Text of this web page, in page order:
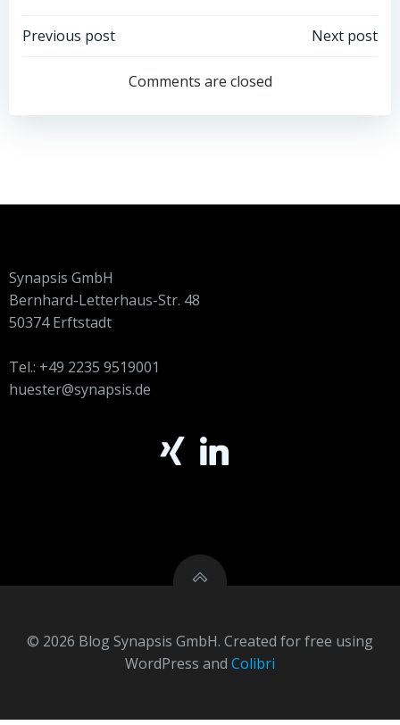
Beitrags-
Navigation
Previous post
Beitrags-
Navigation
Next post
Comments are closed
Synapsis GmbH
Bernhard-Letterhaus-Str. 48
50374 Erftstadt
Tel.: +49 2235 9519001
huester@synapsis.de
© 2026 Blog Synapsis GmbH. Created for free using
WordPress and Colibri